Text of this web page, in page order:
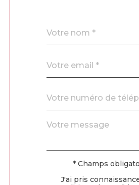
par
*
*
*
Fieldset
défaut
Message
*
Validation* Champs
J'ai pris